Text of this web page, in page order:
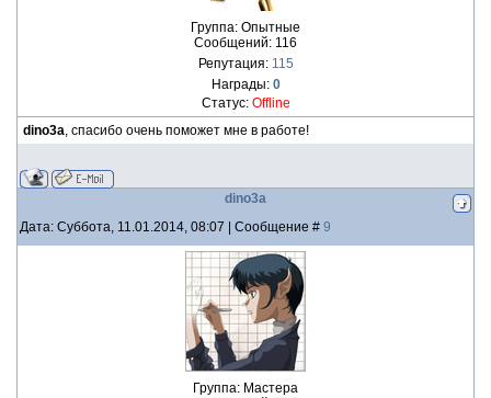
Группа: Опытные
Сообщений: 116
Репутация: 115
Награды: 0
Статус: Offline
dino3a, спасибо очень поможет мне в работе!
dino3a
Дата: Суббота, 11.01.2014, 08:07 | Сообщение # 9
Группа: Мастера